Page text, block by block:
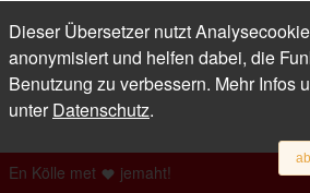
En Kölle met jemaht!
Dieser Übersetzer nutzt
anonymisiert und helfen dabei, die
Benutzung zu verbessern. Mehr Infos
unterDatenschutz.